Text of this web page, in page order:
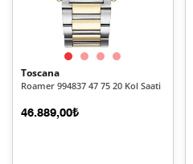
Toscana
Roamer 994837 47 75 20 Kol Saati
46.889,00₺